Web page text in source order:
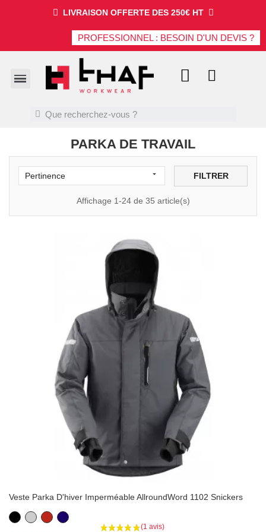
LIVRAISON OFFERTE DES 250€ HT
PROFESSIONNEL : BESOIN D'UN DEVIS ?
PARKA DE TRAVAIL
Pertinence  FILTRER
Affichage 1-24 de 35 article(s)
Veste Parka D'hiver Imperméable AllroundWord 1102 Snickers
Noir Gris RougeBleu